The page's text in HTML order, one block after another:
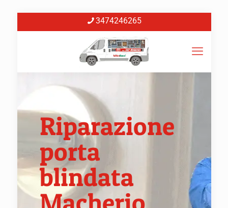
3474246265
Riparazione
porta
blindata